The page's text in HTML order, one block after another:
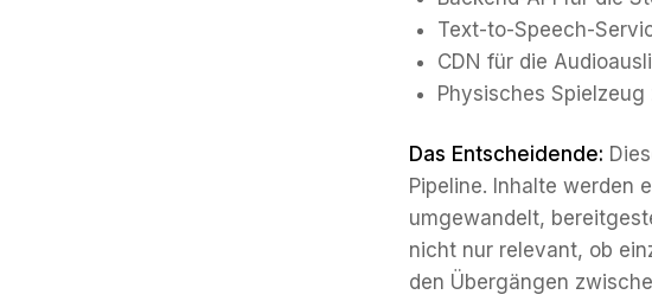
Text-to-Speech-
CDN für die
Physisches
Das Entscheidende:
Pipeline. Inhalte werden
umgewandelt,
nicht nur relevant, ob
den Übergängen